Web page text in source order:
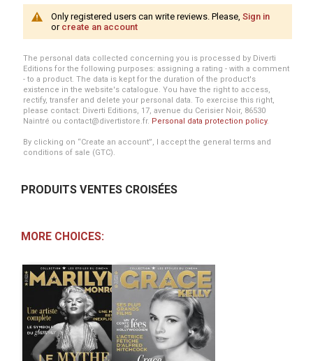
Only registered users can write reviews. Please, Sign in
or create an account
The personal data collected concerning you is processed by Diverti
Editions for the following purposes: assigning a rating - with a comment
- to a product. The data is kept for the duration of the product's
existence in the website's catalogue. You have the right to access,
rectify, transfer and delete your personal data. To exercise this right,
please contact: Diverti Editions, 17, avenue du Cerisier Noir, 86530
Naintré ou contact@divertistore.fr. Personal data protection policy.
By clicking on “Create an account”, I accept the general terms and
conditions of sale (GTC).
PRODUITS VENTES CROISÉES
MORE CHOICES: